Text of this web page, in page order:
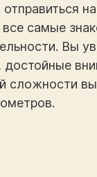
на
самые
Вы
достойные
сложности